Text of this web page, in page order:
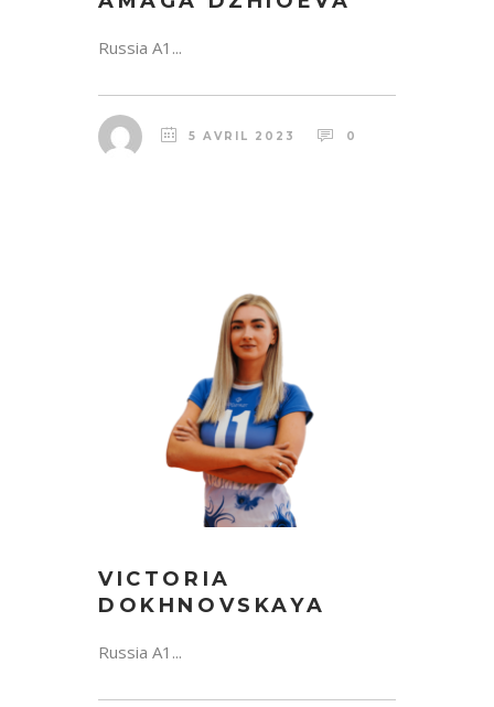
Russia A1...
5 AVRIL 2023 0
VICTORIA
DOKHNOVSKAYA
Russia A1...